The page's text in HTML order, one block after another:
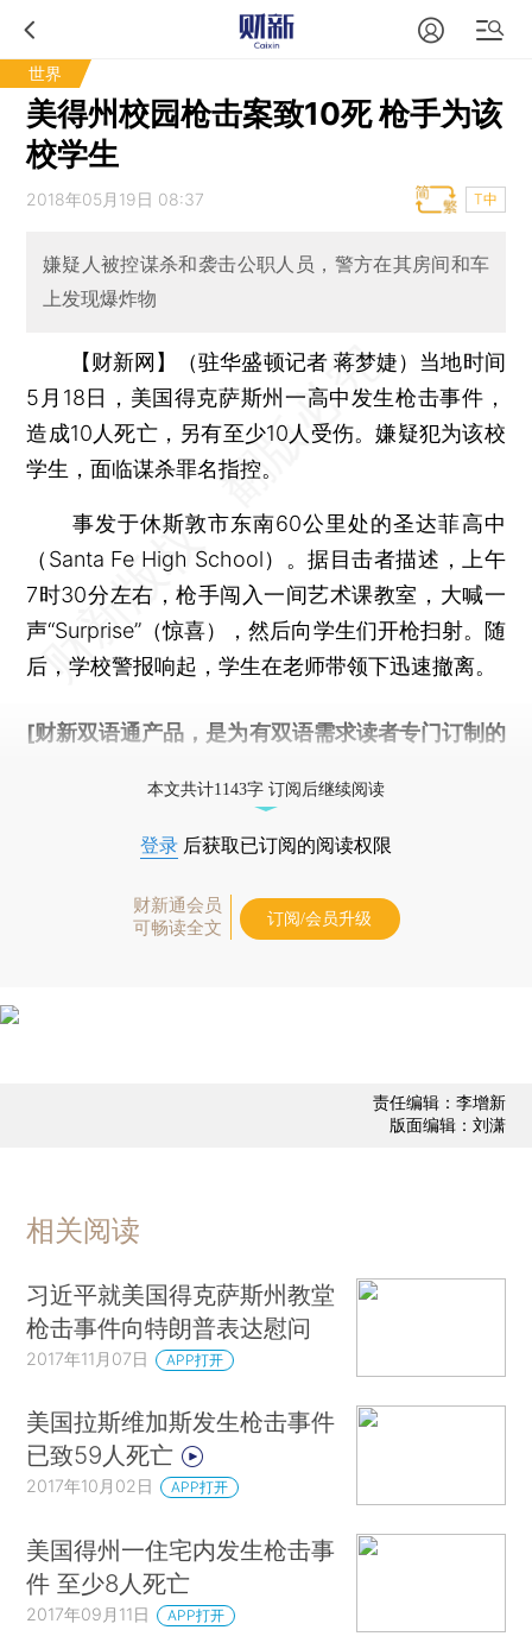
世界
美得州校园枪击案致10死 枪手为该
校学生
2018年05月19日 08:37 T中
嫌疑人被控谋杀和袭击公职人员，警方在其房间和车
上发现爆炸物
【财新网】（驻华盛顿记者 蒋梦婕） 当地时间
5月18日，美国得克萨斯州一高中发生枪击事件，
造成10人死亡，另有至少10人受伤。嫌疑犯为该校
学生，面临谋杀罪名指控。
事发于休斯敦市东南60公里处的圣达菲高中
（Santa Fe High School）。据目击者描述，上午
7时30分左右，枪手闯入一间艺术课教室，大喊一
声“Surprise”（惊喜），然后向学生们开枪扫射。随
后，学校警报响起，学生在老师带领下迅速撤离。
[财新双语通产品，是为有双语需求读者专门订制的
本文共计1143字 订阅后继续阅读
登录 后获取已订阅的阅读权限
财新通会员
可畅读全文
订阅/会员升级
责任编辑：李增新
版面编辑：刘潇
相关阅读
习近平就美国得克萨斯州教堂
枪击事件向特朗普表达慰问
2017年11月07日 APP打开
美国拉斯维加斯发生枪击事件
已致59人死亡
2017年10月02日 APP打开
美国​得州一住宅内发生枪击事
件 至少8人死亡
2017年09月11日 APP打开